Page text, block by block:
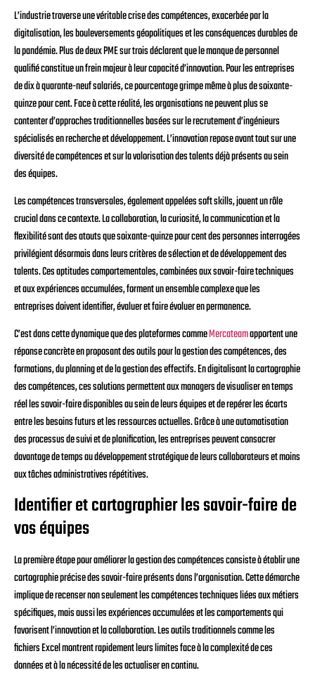
L’industrie traverse une véritable crise des compétences, exacerbée par la
digitalisation, les bouleversements géopolitiques et les conséquences durables de
la pandémie. Plus de deux PME sur trois déclarent que le manque de personnel
qualifié constitue un frein majeur à leur capacité d’innovation. Pour les entreprises
de dix à quarante-neuf salariés, ce pourcentage grimpe même à plus de soixante-
quinze pour cent. Face à cette réalité, les organisations ne peuvent plus se
contenter d’approches traditionnelles basées sur le recrutement d’ingénieurs
spécialisés en recherche et développement. L’innovation repose avant tout sur une
diversité de compétences et sur la valorisation des talents déjà présents au sein
des équipes.
Les compétences transversales, également appelées soft skills, jouent un rôle
crucial dans ce contexte. La collaboration, la curiosité, la communication et la
flexibilité sont des atouts que soixante-quinze pour cent des personnes interrogées
privilégient désormais dans leurs critères de sélection et de développement des
talents. Ces aptitudes comportementales, combinées aux savoir-faire techniques
et aux expériences accumulées, forment un ensemble complexe que les
entreprises doivent identifier, évaluer et faire évoluer en permanence.
C’est dans cette dynamique que des plateformes commeMercateamapportent une
réponse concrète en proposant des outils pour la gestion des compétences, des
formations, du planning et de la gestion des effectifs. En digitalisant la cartographie
des compétences, ces solutions permettent aux managers de visualiser en temps
réel les savoir-faire disponibles au sein de leurs équipes et de repérer les écarts
entre les besoins futurs et les ressources actuelles. Grâce à une automatisation
des processus de suivi et de planification, les entreprises peuvent consacrer
davantage de temps au développement stratégique de leurs collaborateurs et moins
aux tâches administratives répétitives.
Identifier et cartographier les savoir-faire de
vos équipes
La première étape pour améliorer la gestion des compétences consiste à établir une
cartographie précise des savoir-faire présents dans l’organisation. Cette démarche
implique de recenser non seulement les compétences techniques liées aux métiers
spécifiques, mais aussi les expériences accumulées et les comportements qui
favorisent l’innovation et la collaboration. Les outils traditionnels comme les
fichiers Excel montrent rapidement leurs limites face à la complexité de ces
données et à la nécessité de les actualiser en continu.